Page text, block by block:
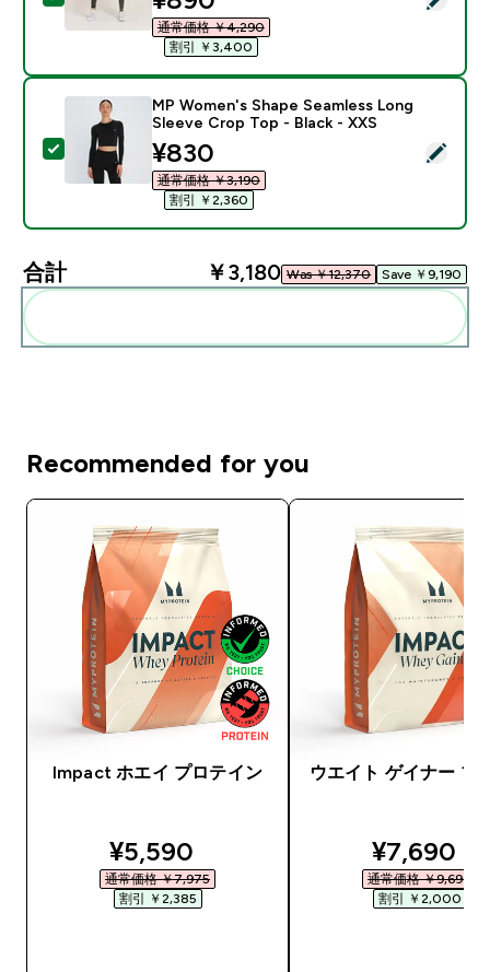
通常価格 ￥4,290‎
割引 ￥3,400‎
この商品を選択 - MP Women's Shape Seamless
MP Women's Shape Seamless Long
Sleeve Crop Top - Black - XXS
discounted price
¥830‎
通常価格 ￥3,190‎
割引 ￥2,360‎
合計 ￥3,180‎ Was ￥12,370‎ Save ￥9,190‎
Recommended for you
Impact ホエイ プロテイン
discounted price
¥5,590‎
通常価格 ￥7,975‎
割引 ￥2,385‎
ウエイト ゲイナー ブ
¥7,690‎
通常価格 ￥9,690‎
割引 ￥2,000‎